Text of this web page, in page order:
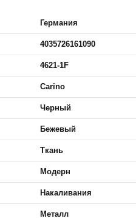
Германия
4035726161090
4621-1F
Carino
Черный
Бежевый
Ткань
Модерн
Накаливания
Металл